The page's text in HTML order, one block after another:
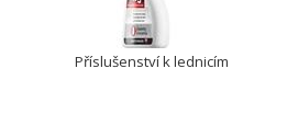
Příslušenství k lednicím